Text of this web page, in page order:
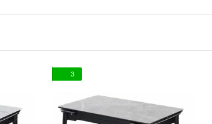
3